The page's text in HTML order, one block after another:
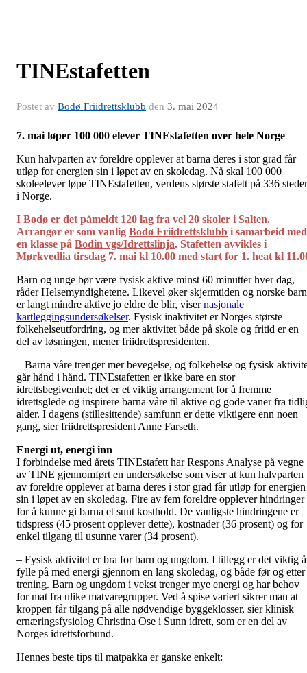
TINEstafetten
Postet av Bodø Friidrettsklubb den 3. mai 2024
7. mai løper 100 000 elever TINEstafetten over hele Norge
Kun halvparten av foreldre opplever at barna deres i stor grad får
utløp for energien sin i løpet av en skoledag. Nå skal 100 000
skoleelever løpe TINEstafetten, verdens største stafett på 336 steder
i Norge.
I Bodø er det påmeldt 120 lag fra vel 20 skoler i Salten.
Arrangør er som vanlig Bodø Friidrettsklubb i samarbeid med
en klasse på Bodin vgs/Idrettslinja. Stafetten avvikles i
Mørkvedlia tirsdag 7. mai kl 10.00 med start for 1. heat kl
Barn og unge bør være fysisk aktive minst 60 minutter hver dag,
råder Helsemyndighetene. Likevel øker skjermtiden og norske barn
er langt mindre aktive jo eldre de blir, visernasjonale
kartleggingsundersøkelser. Fysisk inaktivitet er Norges største
folkehelseutfordring, og mer aktivitet både på skole og fritid er en
del av løsningen, mener friidrettspresidenten.
– Barna våre trenger mer bevegelse, og folkehelse og fysisk
går hånd i hånd. TINEstafetten er ikke bare en stor
idrettsbegivenhet; det er et viktig arrangement for å fremme
idrettsglede og inspirere barna våre til aktive og gode vaner fra
alder. I dagens (stillesittende) samfunn er dette viktigere enn noen
gang, sier friidrettspresident Anne Farseth.
Energi ut, energi inn
I forbindelse med årets TINEstafett har Respons Analyse på vegne
av TINE gjennomført en undersøkelse som viser at kun halvparten
av foreldre opplever at barna deres i stor grad får utløp for energien
sin i løpet av en skoledag. Fire av fem foreldre opplever hindringer
for å kunne gi barna et sunt kosthold. De vanligste hindringene er
tidspress (45 prosent opplever dette), kostnader (36 prosent) og for
enkel tilgang til usunne varer (34 prosent).
– Fysisk aktivitet er bra for barn og ungdom. I tillegg er det viktig å
fylle på med energi gjennom en lang skoledag, og både før og etter
trening. Barn og ungdom i vekst trenger mye energi og har behov
for mat fra ulike matvaregrupper. Ved å spise variert sikrer man at
kroppen får tilgang på alle nødvendige byggeklosser, sier klinisk
ernæringsfysiolog Christina Ose i Sunn idrett, som er en del av
Norges idrettsforbund.
Hennes beste tips til matpakka er ganske enkelt: